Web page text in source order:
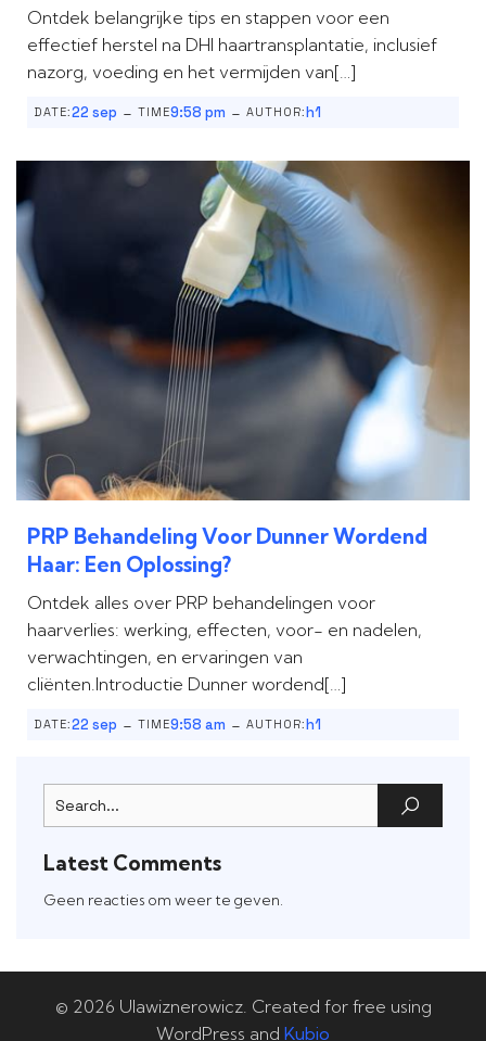
Ontdek belangrijke tips en stappen voor een
effectief herstel na DHI haartransplantatie, inclusief
nazorg, voeding en het vermijden van[…]
DATE:22 sep - TIME9:58 pm - AUTHOR:h1
PRP Behandeling Voor Dunner Wordend
Haar: Een Oplossing?
Ontdek alles over PRP behandelingen voor
haarverlies: werking, effecten, voor- en nadelen,
verwachtingen, en ervaringen van
cliënten.Introductie Dunner wordend[…]
DATE:22 sep - TIME9:58 am - AUTHOR:h1
Latest Comments
Geen reacties om weer te geven.
© 2026 Ulawiznerowicz. Created for free using
WordPress and Kubio